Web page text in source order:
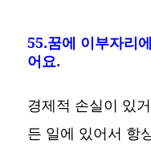
55.꿈에 이부자리
어요.
경제적 손실이 있
든 일에 있어서 항